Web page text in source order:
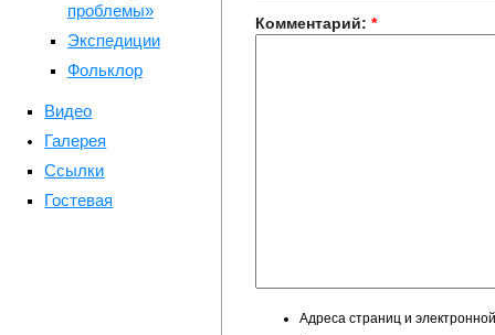
проблемы»
Экспедиции
Фольклор
Видео
Галерея
Ссылки
Гостевая
Комментарий: *
Адреса страниц и